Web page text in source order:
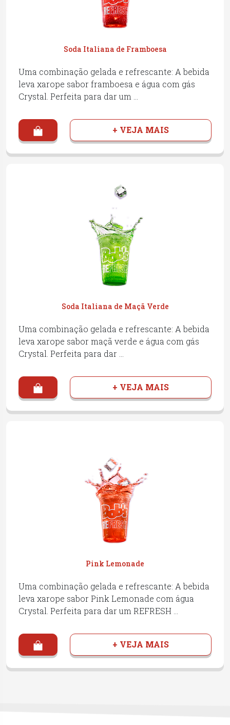
Soda Italiana de Framboesa
Uma combinação gelada e refrescante: A bebida
leva xarope sabor framboesa e água com gás
Crystal. Perfeita para dar um …
+ VEJA MAIS
Soda Italiana de Maçã Verde
Uma combinação gelada e refrescante: A bebida
leva xarope sabor maçã verde e água com gás
Crystal. Perfeita para dar …
+ VEJA MAIS
Pink Lemonade
Uma combinação gelada e refrescante: A bebida
leva xarope sabor Pink Lemonade com água
Crystal. Perfeita para dar um REFRESH …
+ VEJA MAIS